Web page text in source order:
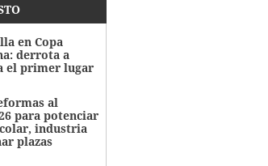
en Copa
derrota a
el primer lugar
al
para potenciar
industria
plazas